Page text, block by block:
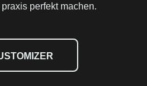
perfekt machen.